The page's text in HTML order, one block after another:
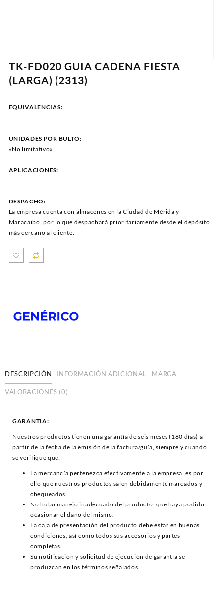
TK-FD020 GUIA CADENA FIESTA
(LARGA) (2313)
EQUIVALENCIAS:
UNIDADES POR BULTO:
«No limitativo»
APLICACIONES:
DESPACHO:
La empresa cuenta con almacenes en la Ciudad de Mérida y
Maracaibo, por lo que despachará prioritariamente desde el depósito
más cercano al cliente.
DESCRIPCIÓN INFORMACIÓN ADICIONAL MARCA
VALORACIONES (0)
GARANTIA:
Nuestros productos tienen una garantía de seis meses (180 días) a
partir de la fecha de la emisión de la factura/guía, siempre y cuando
se verifique que:
La mercancía pertenezca efectivamente a la empresa, es por
ello que nuestros productos salen debidamente marcados y
chequeados.
No hubo manejo inadecuado del producto, que haya podido
ocasionar el daño del mismo.
La caja de presentación del producto debe estar en buenas
condiciones, así como todos sus accesorios y partes
completas.
Su notificación y solicitud de ejecución de garantía se
produzcan en los términos señalados.